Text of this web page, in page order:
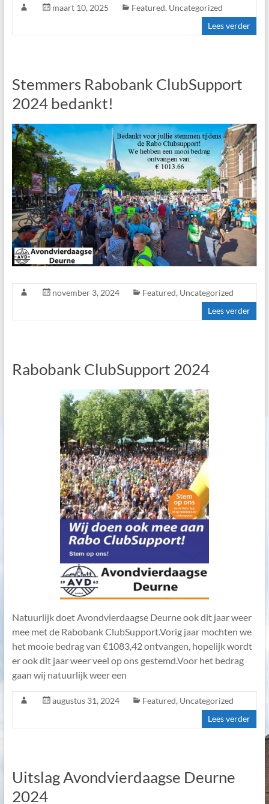
maart 10, 2025 Featured, Uncategorized
Lees verder
Stemmers Rabobank ClubSupport
2024 bedankt!
november 3, 2024 Featured, Uncategorized
Lees verder
Rabobank ClubSupport 2024
Natuurlijk doet Avondvierdaagse Deurne ook dit jaar weer
mee met de Rabobank ClubSupport.Vorig jaar mochten we
het mooie bedrag van €1083,42 ontvangen, hopelijk wordt
er ook dit jaar weer veel op ons gestemd.Voor het bedrag
gaan wij natuurlijk weer een
augustus 31, 2024 Featured, Uncategorized
Lees verder
Uitslag Avondvierdaagse Deurne
2024